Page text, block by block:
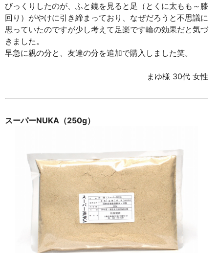
びっくりしたのが、ふと鏡を見ると足（とくに太もも～膝
回り）がやけに引き締まっており、なぜだろうと不思議に
思っていたのですが少し考えて足楽です輪の効果だと気づ
きました。
早急に親の分と、友達の分を追加で購入しました笑。
まゆ様 30代 女性
スーパーNUKA（250g）